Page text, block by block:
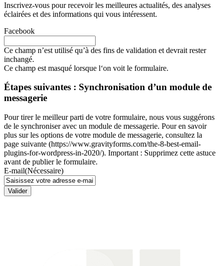
Inscrivez-vous pour recevoir les meilleures actualités, des analyses
éclairées et des informations qui vous intéressent.
Facebook
Ce champ n’est utilisé qu’à des fins de validation et devrait rester
inchangé.
Ce champ est masqué lorsque l‘on voit le formulaire.
Étapes suivantes : Synchronisation d’un module de
messagerie
Pour tirer le meilleur parti de votre formulaire, nous vous suggérons
de le synchroniser avec un module de messagerie. Pour en savoir
plus sur les options de votre module de messagerie, consultez la
page suivante (https://www.gravityforms.com/the-8-best-email-
plugins-for-wordpress-in-2020/). Important : Supprimez cette astuce
avant de publier le formulaire.
E-mail(Nécessaire)
Valider